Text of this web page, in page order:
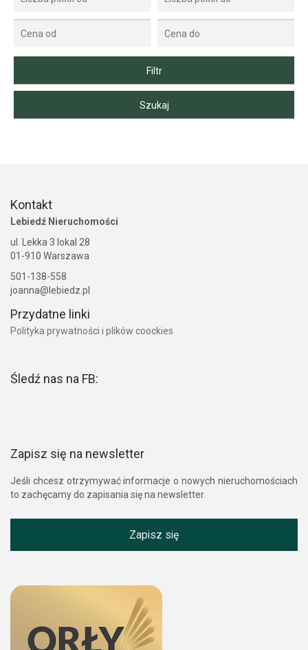
Kontakt
Lebiedź Nieruchomości
ul. Lekka 3 lokal 28
01-910 Warszawa
501-138-558
joanna@lebiedz.pl
Przydatne linki
Polityka prywatności i plików coockies
Śledź nas na FB:
Zapisz się na newsletter
Jeśli chcesz otrzymywać informacje o nowych nieruchomościach
to zachęcamy do zapisania się na newsletter.
Zapisz się